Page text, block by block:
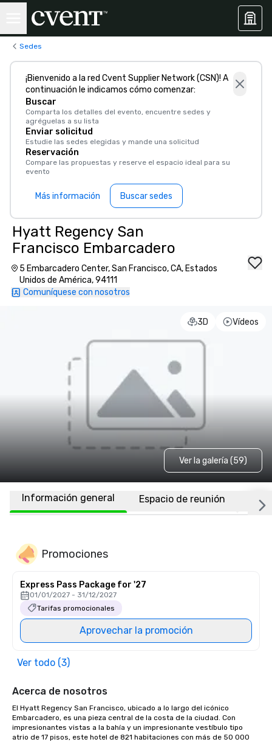
Sedes
¡Bienvenido a la red Cvent Supplier Network (CSN)! A
continuación le indicamos cómo comenzar:
Buscar
Comparta los detalles del evento, encuentre sedes y
agréguelas a su lista
Enviar solicitud
Estudie las sedes elegidas y mande una solicitud
Reservación
Compare las propuestas y reserve el espacio ideal para su
evento
Más información Buscar sedes
Hyatt Regency San
Francisco Embarcadero
5 Embarcadero Center, San Francisco, CA, Estados
Unidos de América, 94111
Comuníquese con nosotros
3D Vídeos
Ver la galería (59)
Información general Espacio de reunión
Promociones
Express Pass Package for '27
01/01/2027 - 31/12/2027
Tarifas promocionales
Aprovechar la promoción
Ver todo (3)
Acerca de nosotros
El Hyatt Regency San Francisco, ubicado a lo largo del icónico
Embarcadero, es una pieza central de la costa de la ciudad. Con
impresionantes vistas a la bahía y un impresionante vestíbulo tipo
atrio de 17 pisos, este hotel de 821 habitaciones con más de 50 000